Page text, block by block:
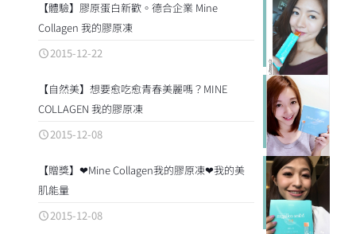
【體驗】膠原蛋白新歡。德合企業 Mine
Collagen 我的膠原凍
2015-12-22
【自然美】想要愈吃愈青春美麗嗎？MINE
COLLAGEN 我的膠原凍
2015-12-08
【贈獎】❤Mine Collagen我的膠原凍❤我的美
肌能量
2015-12-08